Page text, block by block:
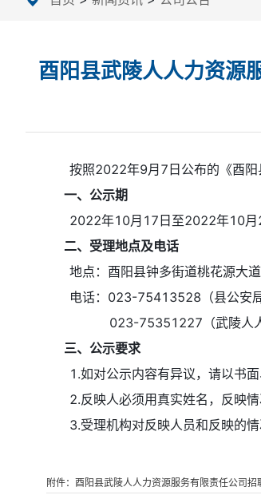
酉阳县武陵人人力资源
按照2022年9月7日公布的《酉阳
一、公示期
2022年10月17日至2022年10月
二、受理地点及电话
地点：酉阳县钟多街道桃花源大道
电话：023-75413528（县公安局
023-75351227（武陵人人力
三、公示要求
1.如对公示内容有异议，请以书面
2.反映人必须用真实姓名，反映情
3.受理机构对反映人员和反映的情
附件：酉阳县武陵人人力资源服务有限责任公司